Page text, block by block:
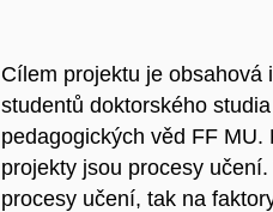
Cílem projektu je obsahová
studentů doktorského
pedagogických věd FF
projekty jsou procesy
procesy učení, tak na